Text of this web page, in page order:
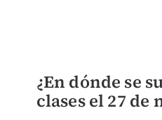
¿En dónde se
clases el 27 de